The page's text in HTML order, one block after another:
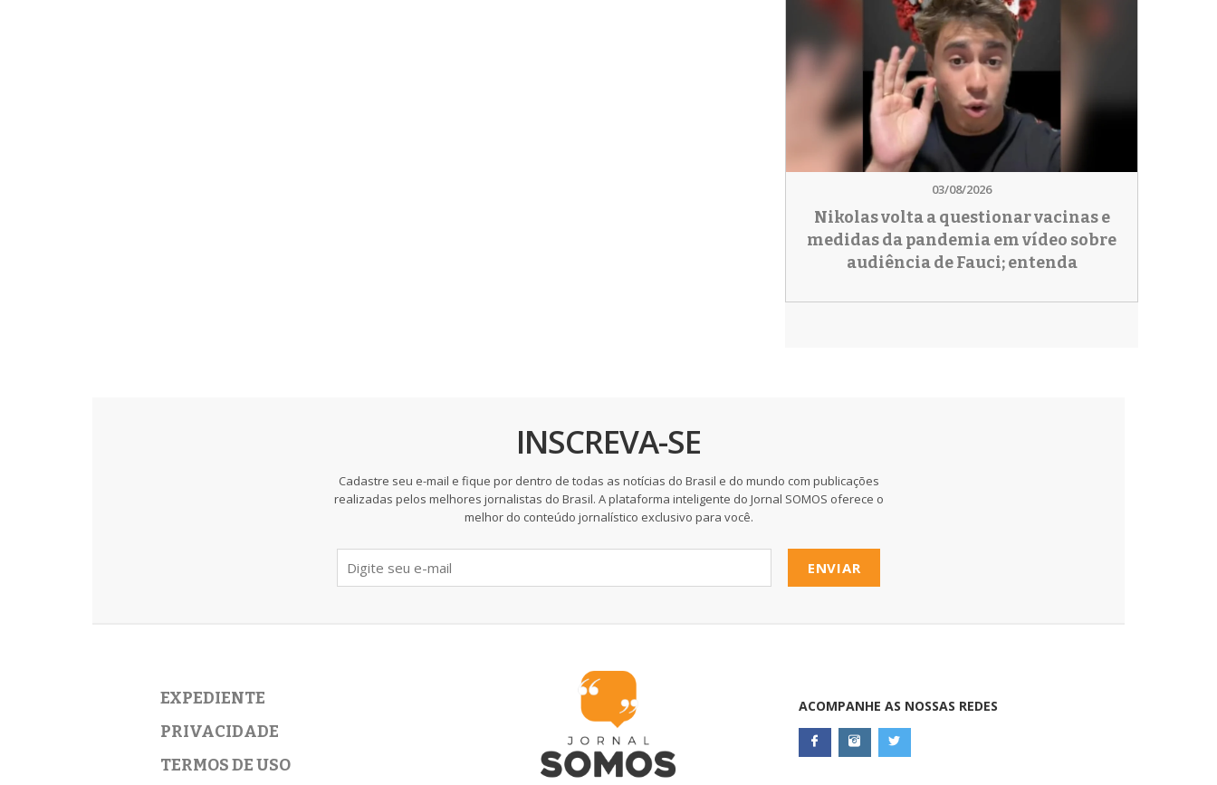
03/08/2026
Nikolas volta a questionar vacinas e
medidas da pandemia em vídeo sobre
audiência de Fauci; entenda
INSCREVA-SE
Cadastre seu e-mail e fique por dentro de todas as notícias do Brasil e do mundo com publicações
realizadas pelos melhores jornalistas do Brasil. A plataforma inteligente do Jornal SOMOS oferece o
melhor do conteúdo jornalístico exclusivo para você.
ENVIAR
EXPEDIENTE
PRIVACIDADE
TERMOS DE USO
ACOMPANHE AS NOSSAS REDES